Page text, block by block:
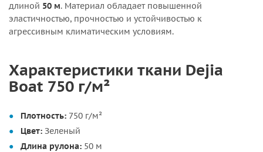
длиной 50 м. Материал обладает повышенной
эластичностью, прочностью и устойчивостью к
агрессивным климатическим условиям.
Характеристики ткани Dejia
Boat 750 г/м²
Плотность: 750 г/м²
Цвет: Зеленый
Длина рулона: 50 м